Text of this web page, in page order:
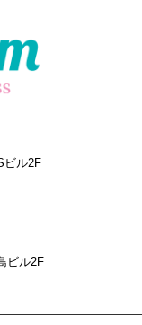
ビル2F
ビル2F